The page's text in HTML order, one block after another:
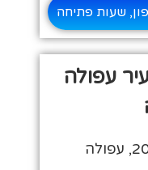
שעות פתיחה
עפולה